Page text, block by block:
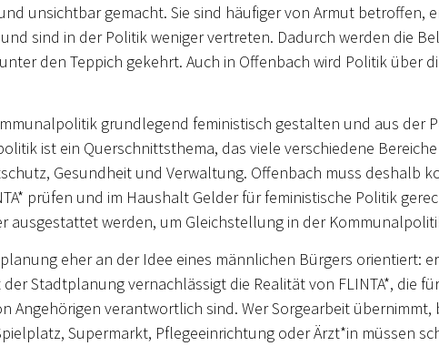
unsichtbar gemacht. Sie sind häufiger von Armut betroffen,
sind in der Politik weniger vertreten. Dadurch werden die
den Teppich gekehrt. Auch in Offenbach wird Politik über
grundlegend feministisch gestalten und aus der
ist ein Querschnittsthema, das viele verschiedene
Gesundheit und Verwaltung. Offenbach muss deshalb
prüfen und im Haushalt Gelder für feministische Politik
ausgestattet werden, um Gleichstellung in der
eher an der Idee eines männlichen Bürgers orientiert:
Stadtplanung vernachlässigt die Realität von FLINTA*, die
Angehörigen verantwortlich sind. Wer Sorgearbeit
Supermarkt, Pflegeeinrichtung oder Ärzt*in müssen